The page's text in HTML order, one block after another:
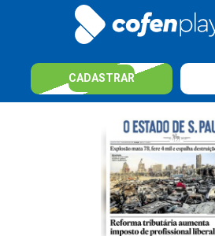
CADASTRAR